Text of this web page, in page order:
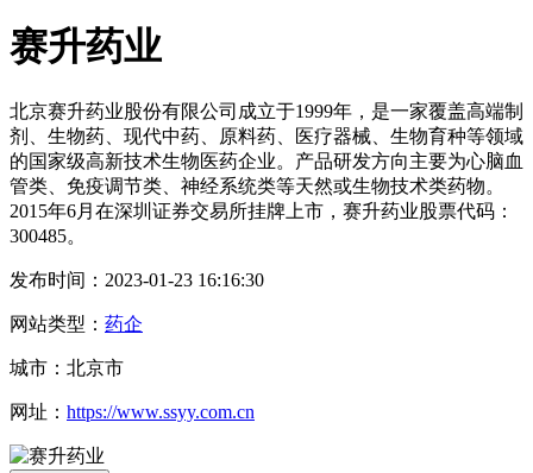
赛升药业
北京赛升药业股份有限公司成立于1999年，是一家覆盖高端制
剂、生物药、现代中药、原料药、医疗器械、生物育种等领域
的国家级高新技术生物医药企业。产品研发方向主要为心脑血
管类、免疫调节类、神经系统类等天然或生物技术类药物。
2015年6月在深圳证券交易所挂牌上市，赛升药业股票代码：
300485。
发布时间：2023-01-23 16:16:30
网站类型： 药企
城市：北京市
网址： https://www.ssyy.com.cn